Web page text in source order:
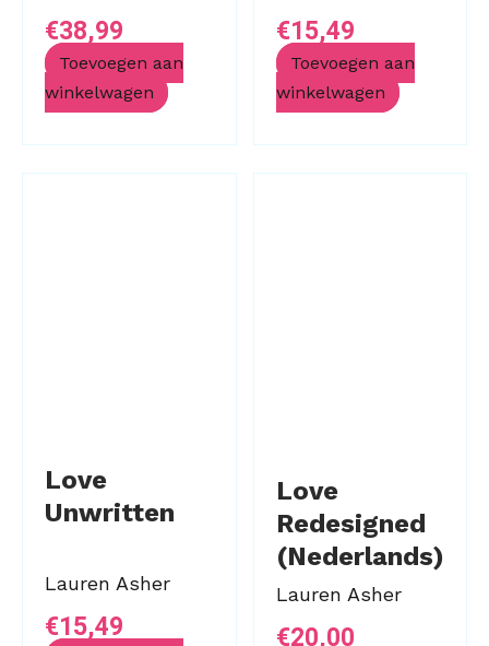
€38,99
Toevoegen aan
winkelwagen
€15,49
Toevoegen aan
winkelwagen
Love
Unwritten
Lauren Asher
€15,49
Love
Redesigned
(Nederlands)
Lauren Asher
€20,00